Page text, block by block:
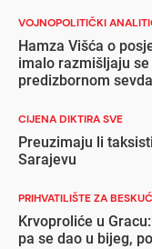
VOJNOPOLITIČKI
Hamza Višća o
imalo razmišljaju
predizbornom
CIJENA DIKTIRA SVE
Preuzimaju li
Sarajevu
PRIHVATILIŠTE ZA
Krvoproliće u
pa se dao u bijeg,